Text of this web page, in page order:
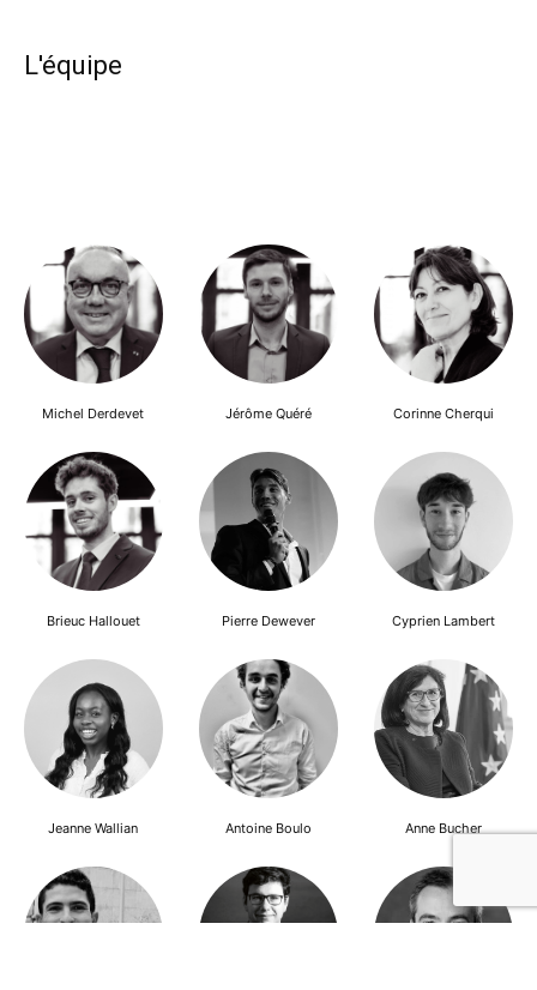
L'équipe
Michel Derdevet Jérôme Quéré Corinne Cherqui
Brieuc Hallouet Pierre Dewever Cyprien Lambert
Jeanne Wallian Antoine Boulo Anne Bucher